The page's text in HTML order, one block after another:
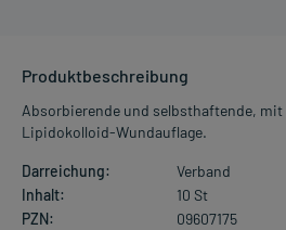
Produktbeschreibung
Absorbierende und selbsthaftende, mit
Lipidokolloid-Wundauflage.
Darreichung:
Verband
Inhalt:
10 St
PZN:
09607175